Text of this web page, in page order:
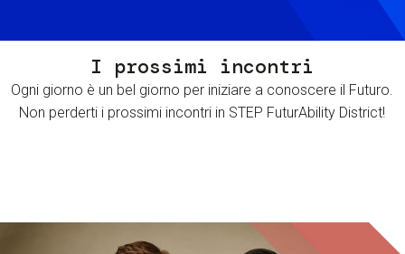
I prossimi incontri
Ogni giorno è un bel giorno per iniziare a conoscere il Futuro.
Non perderti i prossimi incontri in STEP FuturAbility District!